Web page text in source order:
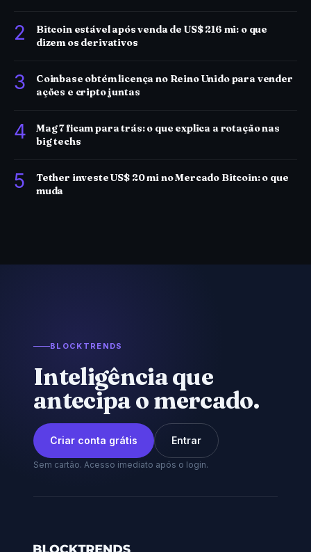
2
Bitcoin estável após venda de US$ 216 mi: o que
dizem os derivativos
3
Coinbase obtém licença no Reino Unido para vender
ações e cripto juntas
4
Mag 7 ficam para trás: o que explica a rotação nas
big techs
5
Tether investe US$ 20 mi no Mercado Bitcoin: o que
muda
BLOCKTRENDS
Inteligência que
antecipa o mercado.
Criar conta grátis Entrar
Sem cartão. Acesso imediato após o login.